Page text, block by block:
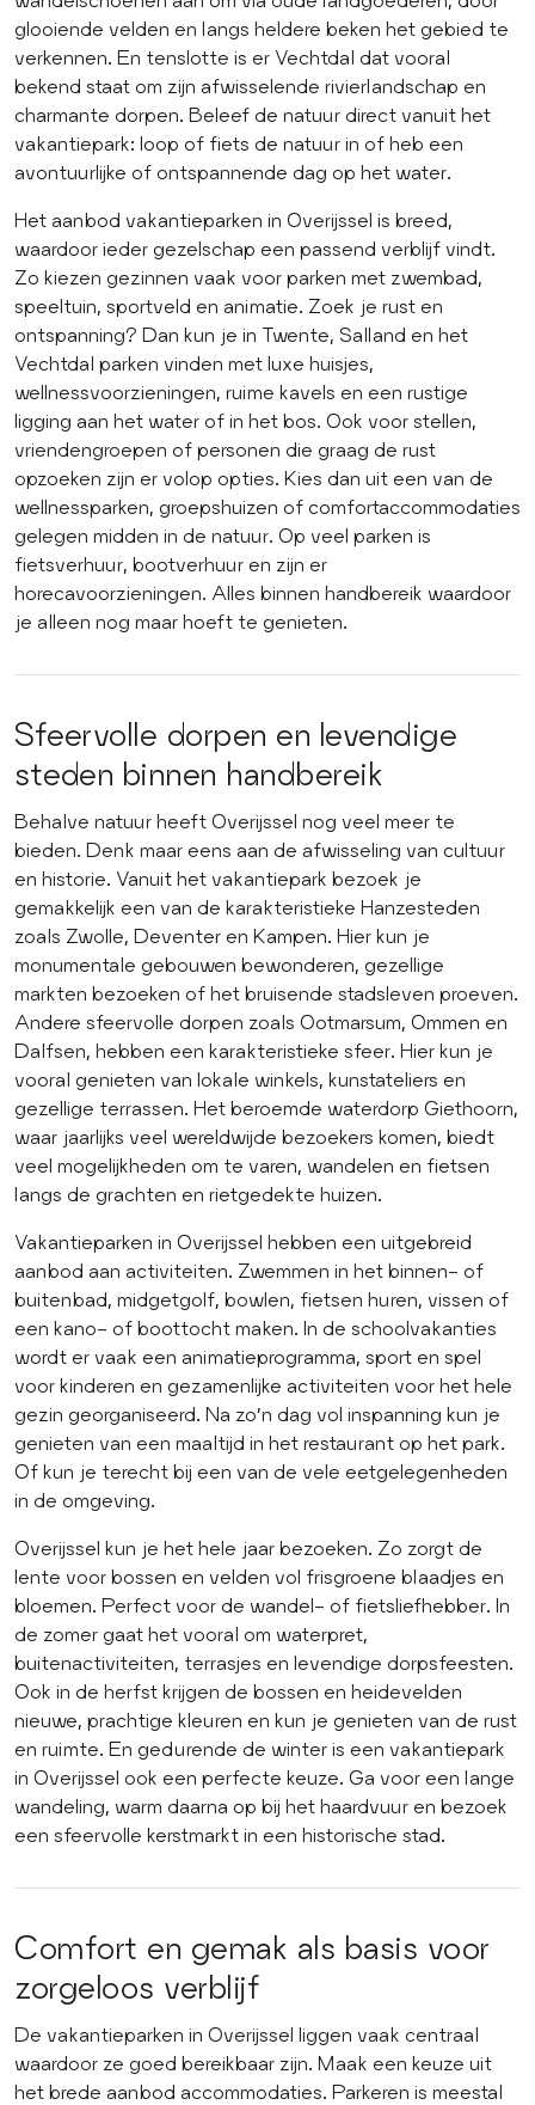
glooiende velden en langs heldere beken het gebied te
verkennen. En tenslotte is er Vechtdal dat vooral
bekend staat om zijn afwisselende rivierlandschap en
charmante dorpen. Beleef de natuur direct vanuit het
vakantiepark: loop of fiets de natuur in of heb een
avontuurlijke of ontspannende dag op het water.
Het aanbod vakantieparken in Overijssel is breed,
waardoor ieder gezelschap een passend verblijf vindt.
Zo kiezen gezinnen vaak voor parken met zwembad,
speeltuin, sportveld en animatie. Zoek je rust en
ontspanning? Dan kun je in Twente, Salland en het
Vechtdal parken vinden met luxe huisjes,
wellnessvoorzieningen, ruime kavels en een rustige
ligging aan het water of in het bos. Ook voor stellen,
vriendengroepen of personen die graag de rust
opzoeken zijn er volop opties. Kies dan uit een van de
wellnessparken, groepshuizen of comfortaccommodaties
gelegen midden in de natuur. Op veel parken is
fietsverhuur, bootverhuur en zijn er
horecavoorzieningen. Alles binnen handbereik waardoor
je alleen nog maar hoeft te genieten.
Sfeervolle dorpen en levendige
steden binnen handbereik
Behalve natuur heeft Overijssel nog veel meer te
bieden. Denk maar eens aan de afwisseling van cultuur
en historie. Vanuit het vakantiepark bezoek je
gemakkelijk een van de karakteristieke Hanzesteden
zoals Zwolle, Deventer en Kampen. Hier kun je
monumentale gebouwen bewonderen, gezellige
markten bezoeken of het bruisende stadsleven proeven.
Andere sfeervolle dorpen zoals Ootmarsum, Ommen en
Dalfsen, hebben een karakteristieke sfeer. Hier kun je
vooral genieten van lokale winkels, kunstateliers en
gezellige terrassen. Het beroemde waterdorp Giethoorn,
waar jaarlijks veel wereldwijde bezoekers komen, biedt
veel mogelijkheden om te varen, wandelen en fietsen
langs de grachten en rietgedekte huizen.
Vakantieparken in Overijssel hebben een uitgebreid
aanbod aan activiteiten. Zwemmen in het binnen- of
buitenbad, midgetgolf, bowlen, fietsen huren, vissen of
een kano- of boottocht maken. In de schoolvakanties
wordt er vaak een animatieprogramma, sport en spel
voor kinderen en gezamenlijke activiteiten voor het hele
gezin georganiseerd. Na zo’n dag vol inspanning kun je
genieten van een maaltijd in het restaurant op het park.
Of kun je terecht bij een van de vele eetgelegenheden
in de omgeving.
Overijssel kun je het hele jaar bezoeken. Zo zorgt de
lente voor bossen en velden vol frisgroene blaadjes en
bloemen. Perfect voor de wandel- of fietsliefhebber. In
de zomer gaat het vooral om waterpret,
buitenactiviteiten, terrasjes en levendige dorpsfeesten.
Ook in de herfst krijgen de bossen en heidevelden
nieuwe, prachtige kleuren en kun je genieten van de rust
en ruimte. En gedurende de winter is een vakantiepark
in Overijssel ook een perfecte keuze. Ga voor een lange
wandeling, warm daarna op bij het haardvuur en bezoek
een sfeervolle kerstmarkt in een historische stad.
Comfort en gemak als basis voor
zorgeloos verblijf
De vakantieparken in Overijssel liggen vaak centraal
waardoor ze goed bereikbaar zijn. Maak een keuze uit
het brede aanbod accommodaties. Parkeren is meestal